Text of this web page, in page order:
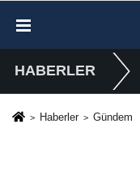
HABERLER
Haberler Gündem